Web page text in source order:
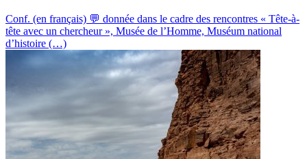
Conf. (en français) 💬 donnée dans le cadre des rencontres « Tête-à-
tête avec un chercheur », Musée de l’Homme, Muséum national
d’histoire (…)